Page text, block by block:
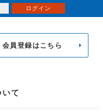
会員登録はこちら
て
ログイン